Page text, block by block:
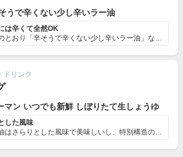
うで辛くない少し辛いラー油
は辛くて全然OK
商品名のとおり「辛そうで辛くない少し辛いラー油」な訳で...
ドリンク
マン いつでも新鮮 しぼりたて生しょうゆ
した風味
この醤油はさらりとした風味で美味しいし、特別構造のボト...